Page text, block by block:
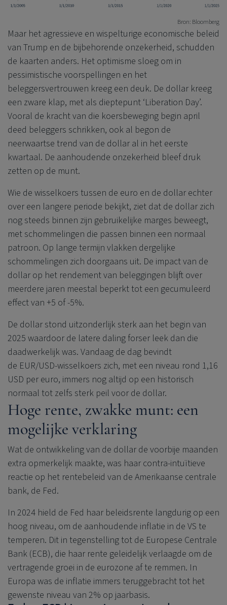
Bron: Bloomberg
Maar het agressieve en wispelturige economische beleid
van Trump en de bijbehorende onzekerheid, schudden
de kaarten anders. Het optimisme sloeg om in
pessimistische voorspellingen en het
beleggersvertrouwen kreeg een deuk. De dollar kreeg
een zware klap, met als dieptepunt ‘Liberation Day’.
Vooral de kracht van die koersbeweging begin april
deed beleggers schrikken, ook al begon de
neerwaartse trend van de dollar al in het eerste
kwartaal. De aanhoudende onzekerheid bleef druk
zetten op de munt.
Wie de wisselkoers tussen de euro en de dollar echter
over een langere periode bekijkt, ziet dat de dollar zich
nog steeds binnen zijn gebruikelijke marges beweegt,
met schommelingen die passen binnen een normaal
patroon. Op lange termijn vlakken dergelijke
schommelingen zich doorgaans uit. De impact van de
dollar op het rendement van beleggingen blijft over
meerdere jaren meestal beperkt tot een gecumuleerd
effect van +5 of -5%.
De dollar stond uitzonderlijk sterk aan het begin van
2025 waardoor de latere daling forser leek dan die
daadwerkelijk was. Vandaag de dag bevindt
de EUR/USD-wisselkoers zich, met een niveau rond 1,16
USD per euro, immers nog altijd op een historisch
normaal tot zelfs sterk peil voor de dollar.
Hoge rente, zwakke munt: een
mogelijke verklaring
Wat de ontwikkeling van de dollar de voorbije maanden
extra opmerkelijk maakte, was haar contra-intuïtieve
reactie op het rentebeleid van de Amerikaanse centrale
bank, de Fed.
In 2024 hield de Fed haar beleidsrente langdurig op een
hoog niveau, om de aanhoudende inflatie in de VS te
temperen. Dit in tegenstelling tot de Europese Centrale
Bank (ECB), die haar rente geleidelijk verlaagde om de
vertragende groei in de eurozone af te remmen. In
Europa was de inflatie immers teruggebracht tot het
gewenste niveau van 2% op jaarbasis.